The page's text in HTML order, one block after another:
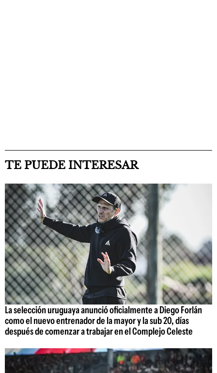
TE PUEDE INTERESAR
La selección uruguaya anunció oficialmente a Diego Forlán
como el nuevo entrenador de la mayor y la sub 20, días
después de comenzar a trabajar en el Complejo Celeste